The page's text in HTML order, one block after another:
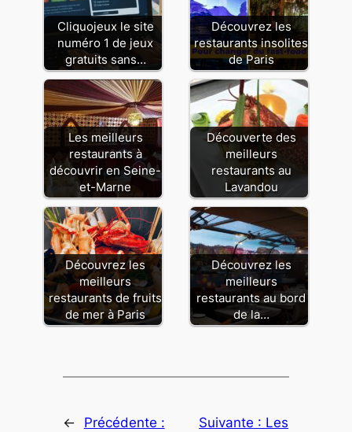
Cliquojeux le site
numéro 1 de jeux
gratuits sans…
Découvrez les
restaurants insolites
de Paris
Les meilleurs
restaurants à
découvrir en Seine-
et-Marne
Découverte des
meilleurs
restaurants au
Lavandou
Découvrez les
meilleurs
restaurants de fruits
de mer à Paris
Découvrez les
meilleurs
restaurants au bord
de la…
←
Précédente :
Suivante : Les